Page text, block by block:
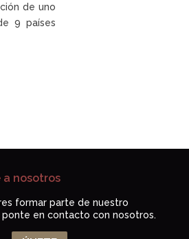
de uno
9 países
a nosotros
formar parte de nuestro
ponte en contacto con nosotros.